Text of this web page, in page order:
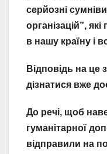
серйозні
організацій”,
в нашу країну і
Відповідь на це
дізнатися вже
До речі, щоб
гуманітарної
відправили на